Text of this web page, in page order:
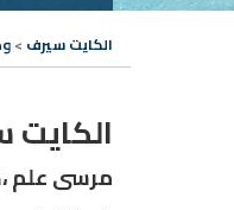
الكايت سيرف >
مرسى علم